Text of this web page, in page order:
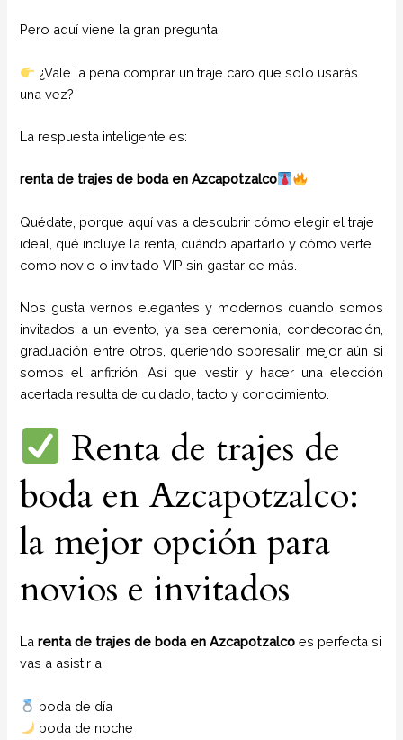
Pero aquí viene la gran pregunta:
¿Vale la pena comprar un traje caro que solo usarás
una vez?
La respuesta inteligente es:
renta de trajes de boda en Azcapotzalco
Quédate, porque aquí vas a descubrir cómo elegir el traje
ideal, qué incluye la renta, cuándo apartarlo y cómo verte
como novio o invitado VIP sin gastar de más.
Nos gusta vernos elegantes y modernos cuando somos
invitados a un evento, ya sea ceremonia, condecoración,
graduación entre otros, queriendo sobresalir, mejor aún si
somos el anfitrión. Así que vestir y hacer una elección
acertada resulta de cuidado, tacto y conocimiento.
Renta de trajes de
boda en Azcapotzalco:
la mejor opción para
novios e invitados
Larenta de trajes de boda en Azcapotzalcoes perfecta si
vas a asistir a:
boda de día
boda de noche